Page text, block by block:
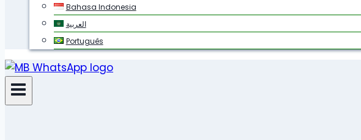
Bahasa Indonesia
العربية
Português